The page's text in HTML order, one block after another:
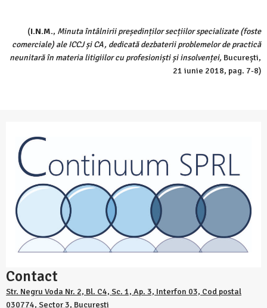
(I.N.M., Minuta întâlnirii președinților secțiilor specializate (foste
comerciale) ale ICCJ și CA, dedicată dezbaterii problemelor de practică
neunitară în materia litigiilor cu profesioniști și insolvenței, București,
21 iunie 2018, pag. 7-8)
Contact
Str. Negru Voda Nr. 2, Bl. C4, Sc. 1, Ap. 3, Interfon 03, Cod postal
030774, Sector 3, București